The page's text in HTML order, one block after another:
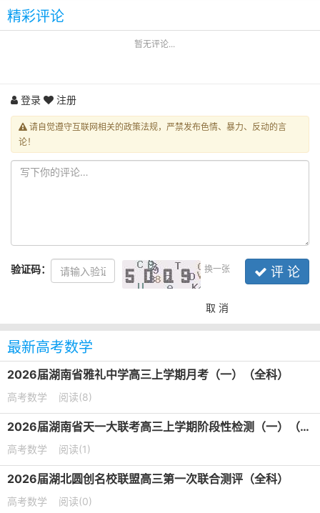
精彩评论
暂无评论...
登录 注册
请自觉遵守互联网相关的政策法规，严禁发布色情、暴力、反动的言
论！
验证码： 换一张 评 论
取 消
最新高考数学
2026届湖南省雅礼中学高三上学期月考（一）（全科）
高考数学 阅读(8)
2026届湖南省天一大联考高三上学期阶段性检测（一）（全科）
高考数学 阅读(1)
2026届湖北圆创名校联盟高三第一次联合测评（全科）
高考数学 阅读(0)